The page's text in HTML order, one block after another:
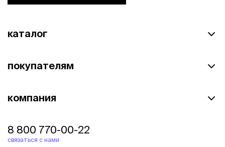
каталог
покупателям
компания
8 800 770-00-22
связаться с нами